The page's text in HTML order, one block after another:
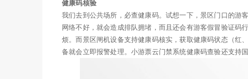
健康码核验
我们去到公共场所，必查健康码。试想一下，景区门口的游
网络不好，就会造成排队拥堵，而且还会有游客假冒验证码
烦。而景区闸机设备支持健康码核实，获取健康码状态（红
备就会立即报警处理。小游票云门禁系统健康码查验还支持国